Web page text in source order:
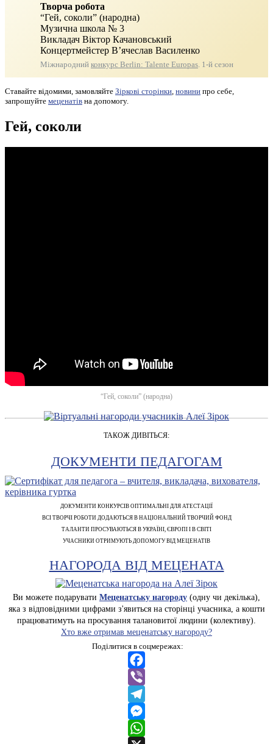
Творча робота
“Гей, соколи” (народна)
Музична школа № 3
Викладач Віктор Качановський
Концертмейстер В’ячеслав Василенко
Міжнародний конкурс Berlin: Talente Europas . 1-й сезон
Ставайте відомими, замовляйте Зіркові сторінки новини про себе,
запрошуйте меценатів на допомогу.
Гей, соколи
“Гей, соколи” (народна)
ТАКОЖ ДИВІТЬСЯ:
ДОКУМЕНТИ ПЕДАГОГАМ
ДОКУМЕНТИ КОНКУРСІВ ОПТИМАЛЬНІ ДЛЯ АТЕСТАЦІЇ
ВСІ ТВОРЧІ РОБОТИ ДОДАЮТЬСЯ В НАЦІОНАЛЬНИЙ ТВОРЧИЙ ФОНД
ТАЛАНТИ ПРОСУВАЮТЬСЯ В УКРАЇНІ, ЄВРОПІ І В СВІТІ
УЧАСНИКИ ОТРИМУЮТЬ ДОПОМОГУ ВІД МЕЦЕНАТІВ
НАГОРОДА ВІД МЕЦЕНАТА
Ви можете подарувати Меценатську нагороду (одну чи декілька),
яка з відповідними цифрами з'явиться на сторінці учасника, а кошти
працюватимуть на просування талановитої людини (колективу).
Хто вже отримав меценатську нагороду?
Поділитися в соцмережах:
Facebook
Viber
Telegram
Messenger